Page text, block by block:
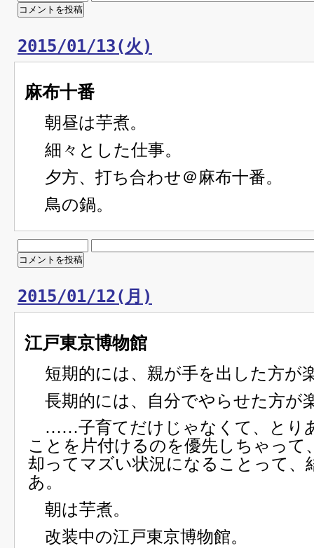
2015/01/13(火)
麻布十番
朝昼は芋煮。
細々とした仕事。
夕方、打ち合わせ＠麻布十番。
鳥の鍋。
2015/01/12(月)
江戸東京博物館
短期的には、親が手を出した方が
長期的には、自分でやらせた方が
……子育てだけじゃなくて、とり
ことを片付けるのを優先しちゃって
却ってマズい状況になることって、
あ。
朝は芋煮。
改装中の江戸東京博物館。